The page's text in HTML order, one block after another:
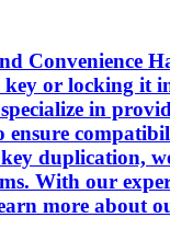
Convenience
or locking it
in
ensure
duplication,
With our
more about